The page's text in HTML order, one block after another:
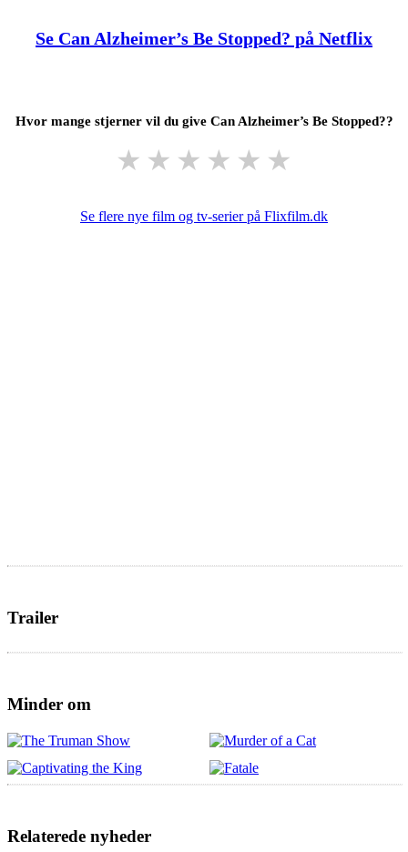
Se Can Alzheimer’s Be Stopped? på Netflix
Hvor mange stjerner vil du give Can Alzheimer’s Be Stopped??
★ ★ ★ ★ ★ ★
Se flere nye film og tv-serier på Flixfilm.dk
Trailer
Minder om
Relaterede nyheder